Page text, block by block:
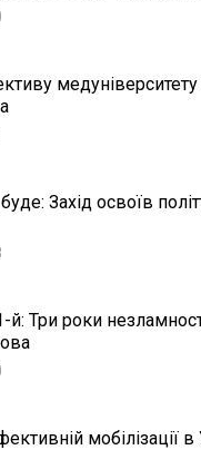
Захід освоїв
Три роки
мобілізації в